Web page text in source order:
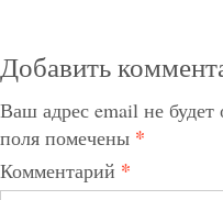
Добавить
Ваш адрес email не будет
поля помечены *
Комментарий *